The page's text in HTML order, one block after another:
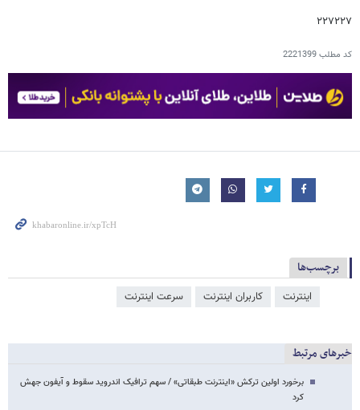
۲۲۷۲۲۷
کد مطلب2221399
برچسب‌ها
اینترنت کاربران اینترنت سرعت اینترنت
خبرهای مرتبط
برخورد اولین ترکش «اینترنت طبقاتی» / سهم ترافیک اندروید سقوط و آیفون جهش
کرد